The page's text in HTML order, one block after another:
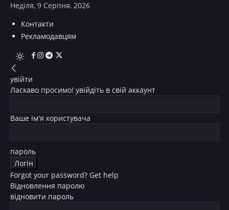
Неділя, 9 Серпня, 2026
Контакти
Рекламодавцям
увійти
Ласкаво просимо! увійдіть в свій аккаунт
Ваше ім'я користувача
пароль
Forgot your password? Get help
Відновлення паролю
відновити пароль